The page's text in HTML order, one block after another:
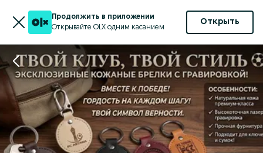
Продолжить в приложении
Открывайте OLX одним касанием
Открыть